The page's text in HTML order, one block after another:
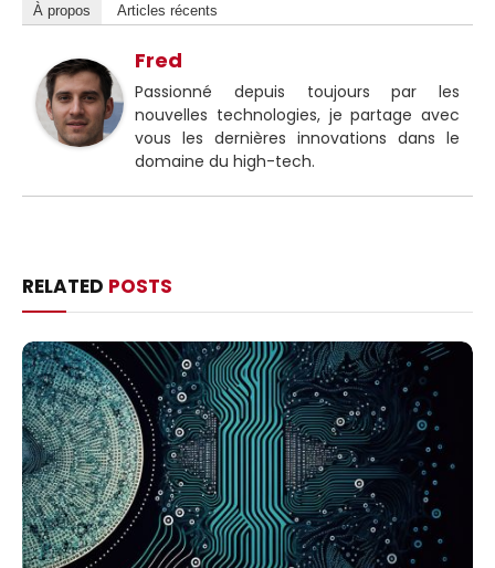
À propos Articles récents
Fred
Passionné depuis toujours par les
nouvelles technologies, je partage avec
vous les dernières innovations dans le
domaine du high-tech.
RELATED POSTS